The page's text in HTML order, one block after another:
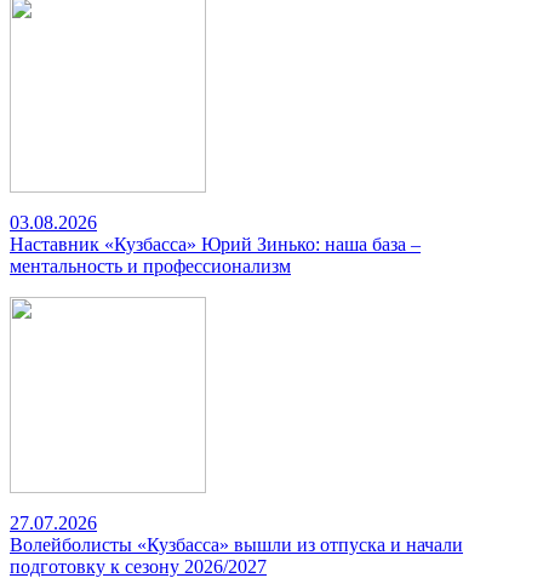
03.08.2026
Наставник «Кузбасса» Юрий Зинько: наша база –
ментальность и профессионализм
27.07.2026
Волейболисты «Кузбасса» вышли из отпуска и начали
подготовку к сезону 2026/2027